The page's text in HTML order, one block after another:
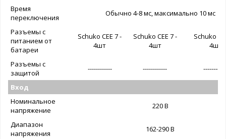
Время
переключения
Обычно 4-8 мс, максимально 10 мс
Разъемы с
питанием от
батареи
Schuko CEE 7 -
4шт
Schuko CEE 7 -
4шт
Schuko
4шт
Разъемы с
защитой
------------ ------------
Вход
Номинальное
напряжение
220 В
Диапазон
напряжения
162-290 В